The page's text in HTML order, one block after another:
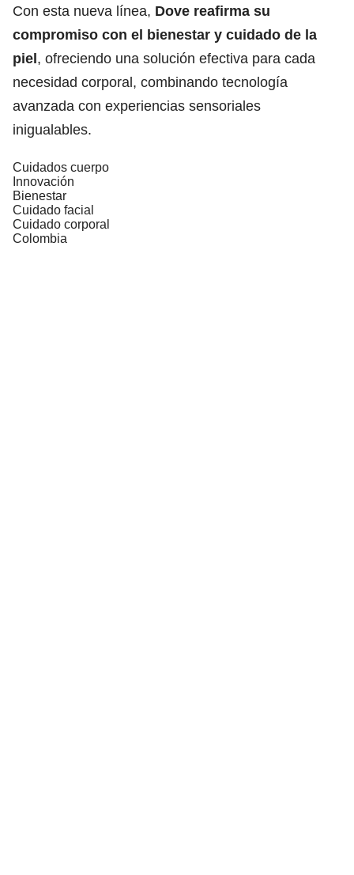
Con esta nueva línea, Dove reafirma su
compromiso con el bienestar y cuidado de la
piel, ofreciendo una solución efectiva para cada
necesidad corporal, combinando tecnología
avanzada con experiencias sensoriales
inigualables.
Cuidados cuerpo
Innovación
Bienestar
Cuidado facial
Cuidado corporal
Colombia